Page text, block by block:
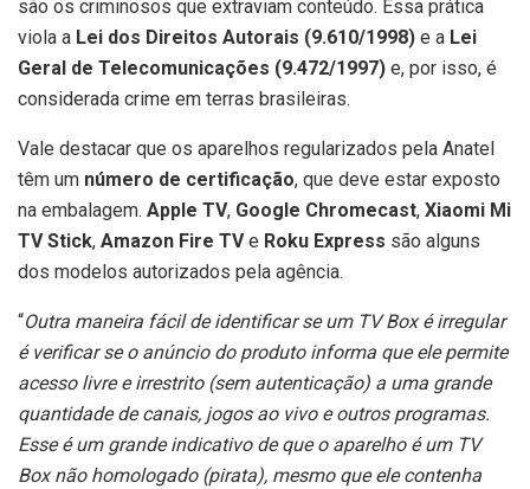
são os criminosos que extraviam conteúdo. Essa prática
viola a Lei dos Direitos Autorais (9.610/1998) e a Lei
Geral de Telecomunicações (9.472/1997) e, por isso, é
considerada crime em terras brasileiras.
Vale destacar que os aparelhos regularizados pela Anatel
têm um número de certificação, que deve estar exposto
na embalagem. Apple TV, Google Chromecast, Xiaomi Mi
TV Stick, Amazon Fire TVe Roku Express são alguns
dos modelos autorizados pela agência.
“Outra maneira fácil de identificar se um TV Box é irregular
é verificar se o anúncio do produto informa que ele permite
acesso livre e irrestrito (sem autenticação) a uma grande
quantidade de canais, jogos ao vivo e outros programas.
Esse é um grande indicativo de que o aparelho é um TV
Box não homologado (pirata), mesmo que ele contenha